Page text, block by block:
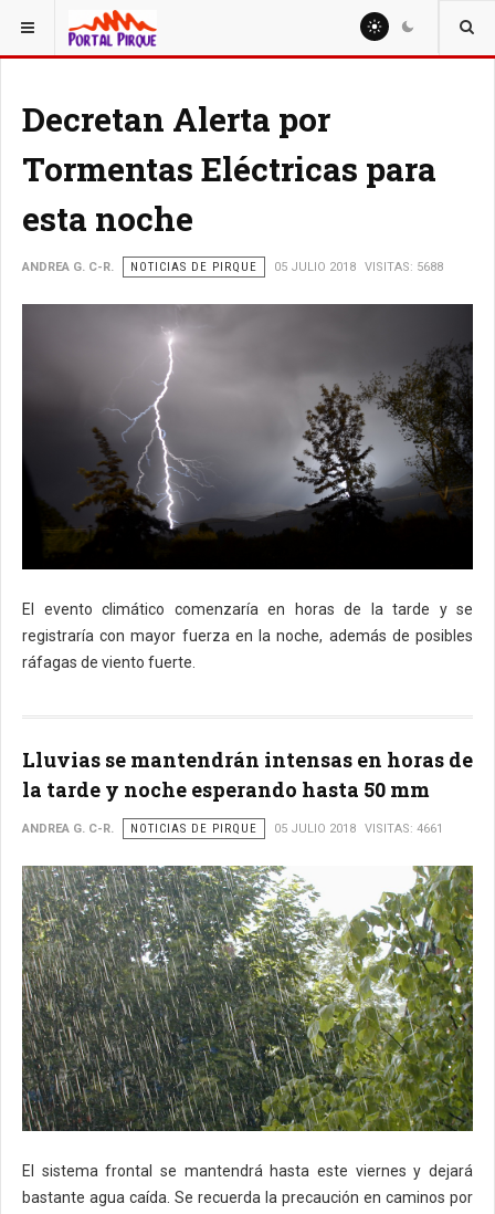
ESTÁ AQUÍ: NOTICIAS
Decretan Alerta por
Tormentas Eléctricas para
esta noche
ANDREA G. C-R. NOTICIAS DE PIRQUE 05 JULIO 2018 VISITAS: 5688
El evento climático comenzaría en horas de la tarde y se
registraría con mayor fuerza en la noche, además de posibles
ráfagas de viento fuerte.
Lluvias se mantendrán intensas en horas de
la tarde y noche esperando hasta 50 mm
ANDREA G. C-R. NOTICIAS DE PIRQUE 05 JULIO 2018 VISITAS: 4661
El sistema frontal se mantendrá hasta este viernes y dejará
bastante agua caída. Se recuerda la precaución en caminos por